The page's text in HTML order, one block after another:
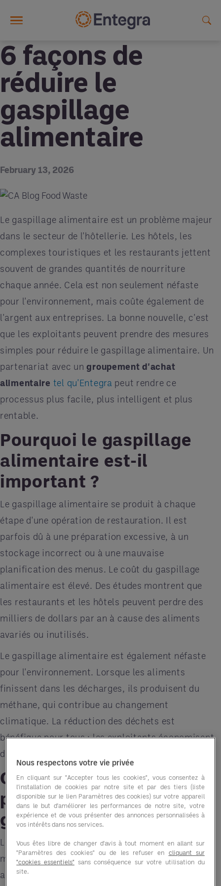
6 façons de
réduire le
gaspillage
alimentaire
February 13, 2026
Le gaspillage alimentaire est un problème majeur
dans le secteur de l'hôtellerie. Les hôtels, les
complexes touristiques et les restaurants jettent
souvent de grandes quantités de nourriture
chaque année. Cela est non seulement néfaste
pour l'environnement, mais coûte également de
l'argent aux entreprises. La bonne nouvelle, c'est
que les exploitants peuvent prendre des mesures
simples pour réduire le gaspillage alimentaire. Un
partenariat avec ungroupement d'achat
alimentaire tel qu'Entegra peut rendre ce
processus plus facile, plus intelligent et plus
rentable.
Pourquoi le gaspillage
alimentaire est-il
important ?
Le gaspillage alimentaire se produit à chaque
étape d'une opération de restauration. Il est
parfois dû à une préparation excessive, à un
stockage incorrect ou à une mauvaise
planification des menus. Le coût du gaspillage
alimentaire est élevé. Des études montrent que
les restaurants et les hôtels peuvent perdre des
milliers de dollars par an à cause des aliments
avariés ou inutilisés.
Le gaspillage alimentaire est également néfaste
pour l'environnement. Lorsque les aliments
finissent dans les décharges, ils produisent du
méthane, qui contribue au changement
climatique. La réduction des déchets est
bénéfique pour tous : les exploitants économisent
de l'argent et aident la planète.
Comment les exploitants
peuvent-ils réduire le
gaspillage alimentaire ?
Les exploitants peuvent prendre plusieurs
mesures pour lutter contre le gaspillage
alimentaire. Voici quelques conseils pratiques :
Nous respectons votre vie privée
En cliquant sur "Accepter tous les cookies", vous consentez à
l'installation de cookies par notre site et par des tiers (liste
disponible sur le lien Paramètres des cookies) sur votre appareil
dans le but d'améliorer les performances de notre site, votre
expérience et de vous présenter des annonces personnalisées à
vos intérêts dans nos services.
Vous êtes libre de changer d'avis à tout moment en allant sur
"Paramètres des cookies" ou de les refuser en cliquant sur
"cookies essentiels" sans conséquence sur votre utilisation du
site.